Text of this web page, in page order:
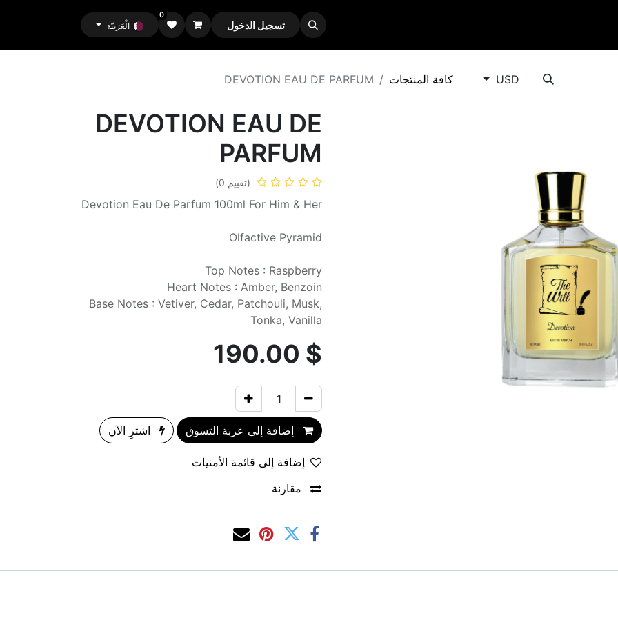
تسجيل الدخول
0
الْعَرَبيّة
USD كافة المنتجات DEVOTION EAU DE PARFUM
DEVOTION EAU DE
PARFUM
(تقييم 0)
Devotion Eau De Parfum 100ml For Him & Her
Olfactive Pyramid
Top Notes : Raspberry
Heart Notes : Amber, Benzoin
Base Notes : Vetiver, Cedar, Patchouli, Musk,
Tonka, Vanilla
$
190.00
إضافة إلى عربة التسوق اشترِ الآن
إضافة إلى قائمة الأمنيات
مقارنة